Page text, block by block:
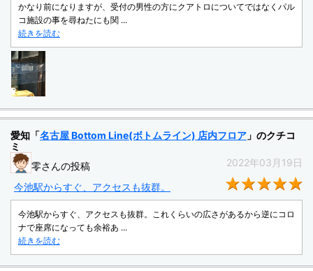
かなり前になりますが、受付の男性の方にクアトロについてではなくパル
コ施設の事を尋ねたにも関 ...
続きを読む
愛知「名古屋 Bottom Line(ボトムライン) 店内フロア 」のクチコ
ミ
零さんの投稿
2022年03月19日
今池駅からすぐ、アクセスも抜群。
今池駅からすぐ、アクセスも抜群。これくらいの広さがあるから逆にコロ
ナで座席になっても余裕あ ...
続きを読む